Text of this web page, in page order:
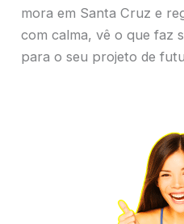
mora em Santa Cruz e
com calma, vê o que faz
para o seu projeto de